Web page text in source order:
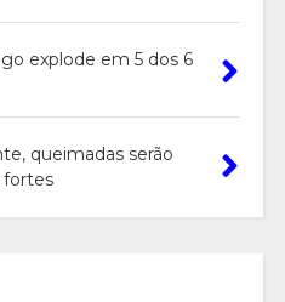
explode em 5 dos 6
queimadas serão
fortes